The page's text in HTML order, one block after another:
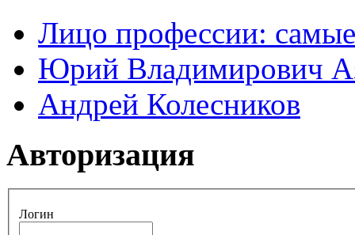
Лицо профессии:
Юрий Владимирович
Андрей Колесников
Авторизация
Логин